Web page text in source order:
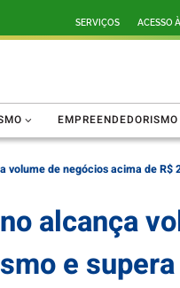
SERVIÇOS ACESSO
EMPREENDEDORISMO
de negócios acima de R$
alcança
e